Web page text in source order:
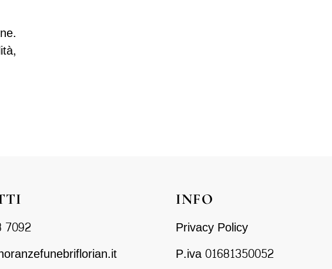
7092
INFO
Privacy Policy
P.iva 01681350052